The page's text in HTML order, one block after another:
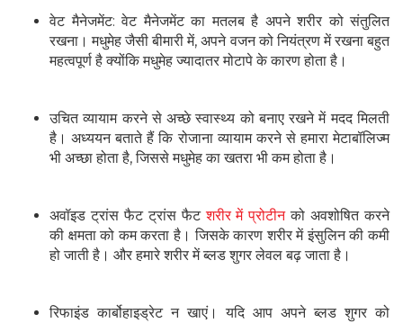
वेट मैनेजमेंट: वेट मैनेजमेंट का मतलब है अपने शरीर को संतुलित
रखना। मधुमेह जैसी बीमारी में, अपने वजन को नियंत्रण में रखना बहुत
महत्वपूर्ण है क्योंकि मधुमेह ज्यादातर मोटापे के कारण होता है।
उचित व्यायाम करने से अच्छे स्वास्थ्य को बनाए रखने में मदद मिलती
है। अध्ययन बताते हैं कि रोजाना व्यायाम करने से हमारा मेटाबॉलिज्म
भी अच्छा होता है, जिससे मधुमेह का खतरा भी कम होता है।
अवॉइड ट्रांस फैट ट्रांस फैटशरीर में प्रोटीनको अवशोषित करने
की क्षमता को कम करता है। जिसके कारण शरीर में इंसुलिन की कमी
हो जाती है। और हमारे शरीर में ब्लड शुगर लेवल बढ़ जाता है।
रिफाइंड कार्बोहाइड्रेट न खाएं। यदि आप अपने ब्लड शुगर को